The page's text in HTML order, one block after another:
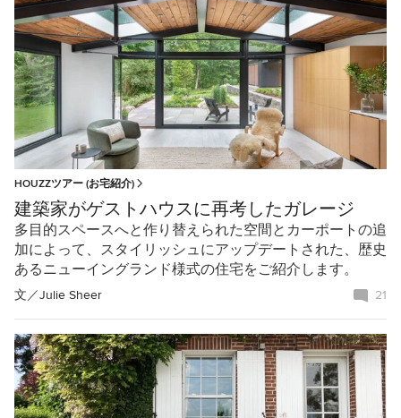
HOUZZツアー (お宅紹介)
建築家がゲストハウスに再考したガレージ
多目的スペースへと作り替えられた空間とカーポートの追
加によって、スタイリッシュにアップデートされた、歴史
あるニューイングランド様式の住宅をご紹介します。
文／Julie Sheer 21